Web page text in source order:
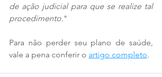
de ação judicial para que se realize tal
procedimento."
Para não perder seu plano de saúde,
vale a pena conferir o artigo completo.